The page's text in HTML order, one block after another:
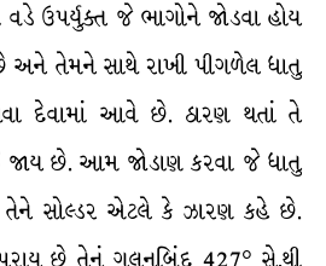
વડે ઉપર્યુક્ત જે ભાગોને જોડવા હોય
તેમને સાથે રાખી પીગળેલ ધાતુ
દેવામાં આવે છે. ઠારણ થતાં તે
જાય છે. આમ જોડાણ કરવા જે ધાતુ
તેને સોલ્ડર એટલે કે ઝારણ કહે છે.